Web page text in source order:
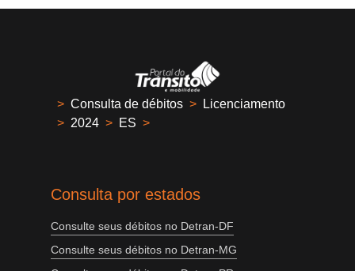
> Consulta de débitos >
Licenciamento
> 2024 > ES >
Consulta por estados
Consulte seus débitos no Detran-DF
Consulte seus débitos no Detran-MG